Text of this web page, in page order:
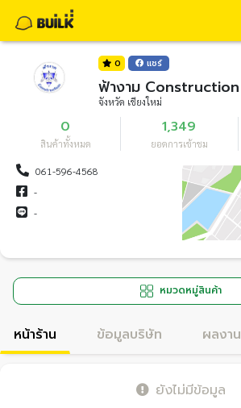
0 แชร์
ฟ้างาม Construction
จังหวัด เชียงใหม่
0
สินค้าทั้งหมด
1,349
ยอดการเข้าชม
061-596-4568
-
-
หมวดหมู่สินค้า
หน้าร้าน ข้อมูลบริษัท ผลงาน
ยังไม่มีข้อมูล